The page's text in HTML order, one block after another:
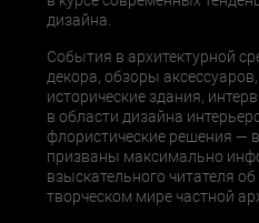
дизайна.
События в архитектурной
декора, обзоры
исторические здания,
в области дизайна
флористические решения —
призваны максимально
взыскательного читателя
творческом мире частной